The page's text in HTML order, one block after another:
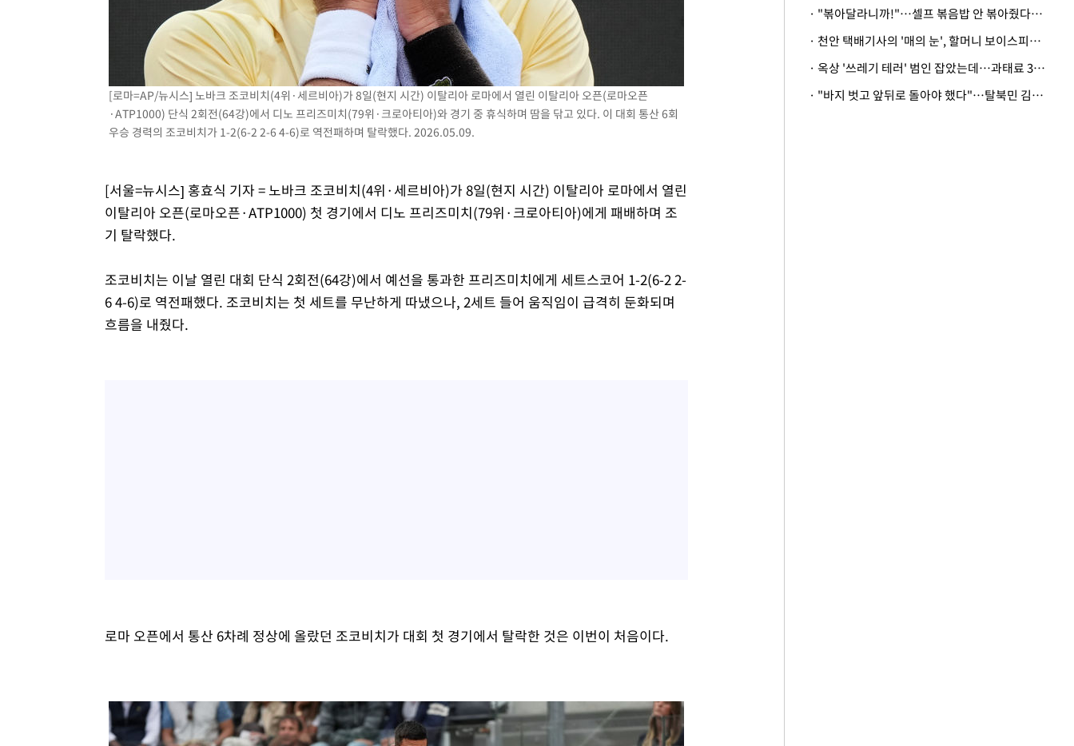
여자배구 이재영·이다영 자매, 아제르바이잔 투란VC 입단
외국인 심판 성 접대 7경기 들여다보니…한국 축구 '5승 2무'
[속보]코스닥, 2.86포인트(0.36%) 내린 798.81마감
[속보]코스피, 6200선 약보합…0.60% 내린 6258.77에 마쳐
[속보]원·달러 환율, 7.7원 내린 1416.1원 마감
[속보] 노원서 40.1도 관측…서울, 2018년 이후 첫 40도
[속보]종합특검, '계엄 수용공간 확보' 신용해 前교정본부장 기소
11시간 압수수색에 성접대 파문까지…'쑥대밭' 된 축구협회
[속보]규제합리화위원회 부위원장에 김태유 서울대 공대 교수…이병
[속보]국힘 윤리위, '돌려차기 발언' 진종오·서범수 징계 절차 개시
[로마=AP/뉴시스] 노바크 조코비치(4위·세르비아)가 8일(현지 시간) 이탈리아 로마에서 열린 이탈리아 오픈(로마오픈
·ATP1000) 단식 2회전(64강)에서 디노 프리즈미치(79위·크로아티아)와 경기 중 휴식하며 땀을 닦고 있다. 이 대회 통산 6회
우승 경력의 조코비치가 1-2(6-2 2-6 4-6)로 역전패하며 탈락했다. 2026.05.09.
[서울=뉴시스] 홍효식 기자 = 노바크 조코비치(4위·세르비아)가 8일(현지 시간) 이탈리아 로마에서 열린
이탈리아 오픈(로마오픈·ATP1000) 첫 경기에서 디노 프리즈미치(79위·크로아티아)에게 패배하며 조
기 탈락했다.
조코비치는 이날 열린 대회 단식 2회전(64강)에서 예선을 통과한 프리즈미치에게 세트스코어 1-2(6-2 2-
6 4-6)로 역전패했다. 조코비치는 첫 세트를 무난하게 따냈으나, 2세트 들어 움직임이 급격히 둔화되며
흐름을 내줬다.
로마 오픈에서 통산 6차례 정상에 올랐던 조코비치가 대회 첫 경기에서 탈락한 것은 이번이 처음이다.
· "볶아달라니까!"…셀프 볶음밥 안 볶아줬다고 사장 폭행한 손님
· 천안 택배기사의 '매의 눈', 할머니 보이스피싱 피해 막아
· 옥상 '쓰레기 테러' 범인 잡았는데…과태료 3만원 처분에 숙박업주 허탈
· "바지 벗고 앞뒤로 돌아야 했다"…탈북민 김서아, 기쁨조 검사 수치심 회상